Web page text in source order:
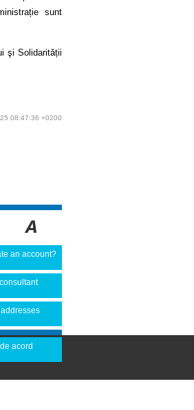
sunt
şi Solidarității
08:47:36 +0200
an account?
acord